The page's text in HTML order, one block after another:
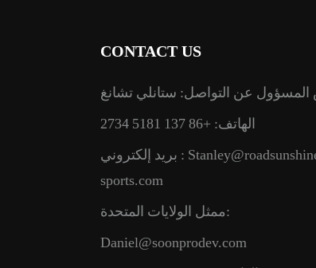
CONTACT US
عن التواصل: ستانلي تشانغ
الهاتف: +86 137 5181 2734
بريد إلكتروني :
sports.com
ممثل الولايات المتحدة:
Daniel@soonprodev.com